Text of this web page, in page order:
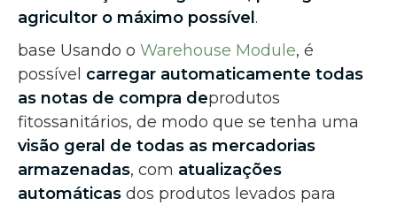
agricultor o máximo possível .
base Usando o Warehouse Module, é
possível carregar automaticamente todas
as notas de compra deprodutos
fitossanitários, de modo que se tenha uma
visão geral de todas as mercadorias
armazenadas, com atualizações
automáticas dos produtos levados para